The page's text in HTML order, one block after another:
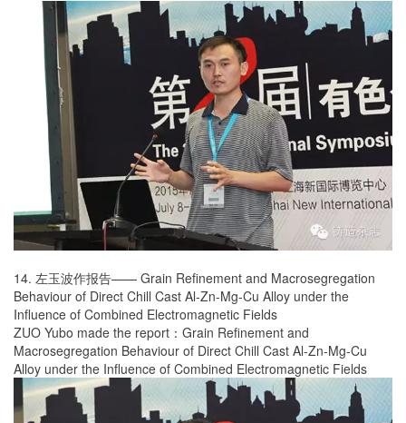
14. 左玉波作报告—— Grain Refinement and Macrosegregation
Behaviour of Direct Chill Cast Al-Zn-Mg-Cu Alloy under the
Influence of Combined Electromagnetic Fields
ZUO Yubo made the report：Grain Refinement and
Macrosegregation Behaviour of Direct Chill Cast Al-Zn-Mg-Cu
Alloy under the Influence of Combined Electromagnetic Fields